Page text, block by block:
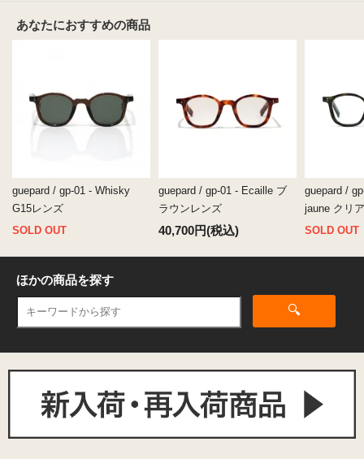
あなたにおすすめの商品
guepard / gp-01 - Whisky
G15レンズ
SOLD OUT
guepard / gp-01 - Ecaille ブ
ラウンレンズ
40,700円(税込)
guepard /
jaune クリ
SOLD OUT
ほかの商品を探す
🔍